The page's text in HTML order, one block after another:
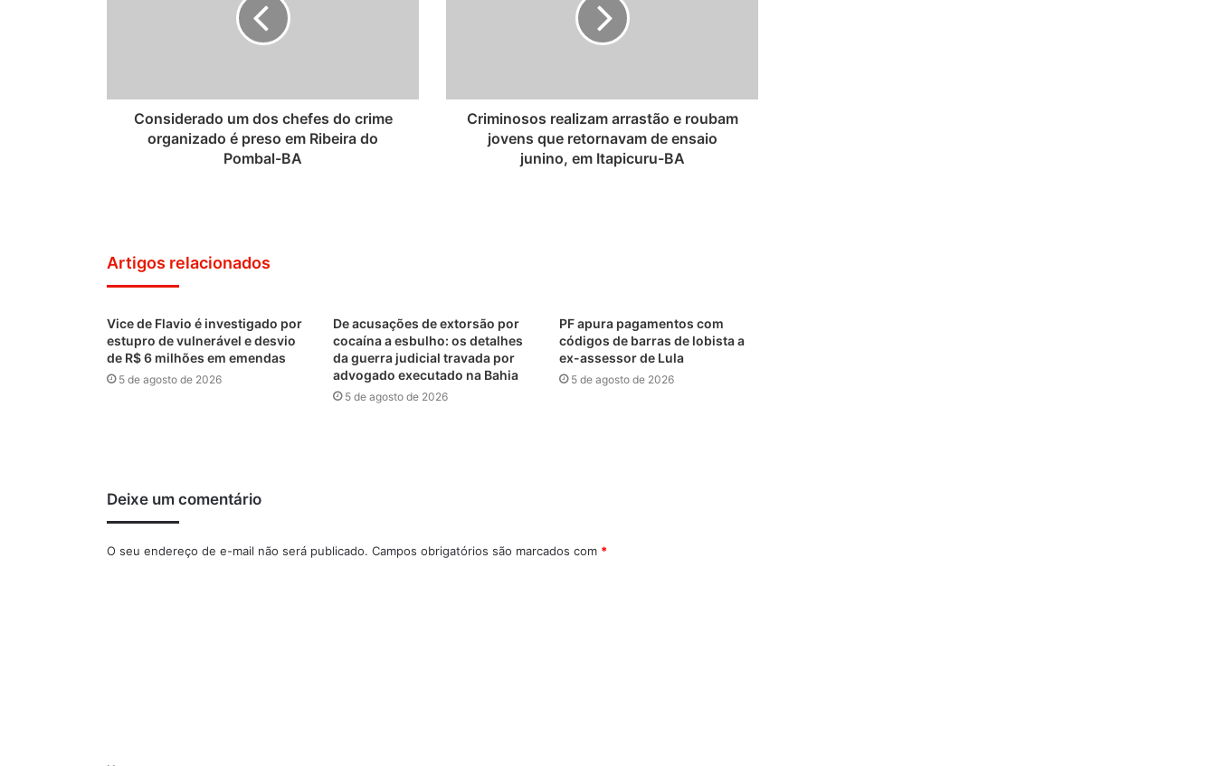
Considerado um dos chefes do crime
organizado é preso em Ribeira do
Pombal-BA
Criminosos realizam arrastão e roubam
jovens que retornavam de ensaio
junino, em Itapicuru-BA
Artigos relacionados
Vice de Flavio é investigado por
estupro de vulnerável e desvio
de R$ 6 milhões em emendas
5 de agosto de 2026
De acusações de extorsão por
cocaína a esbulho: os detalhes
da guerra judicial travada por
advogado executado na Bahia
5 de agosto de 2026
PF apura pagamentos com
códigos de barras de lobista a
ex-assessor de Lula
5 de agosto de 2026
Deixe um comentário
O seu endereço de e-mail não será publicado. Campos obrigatórios são marcados com *